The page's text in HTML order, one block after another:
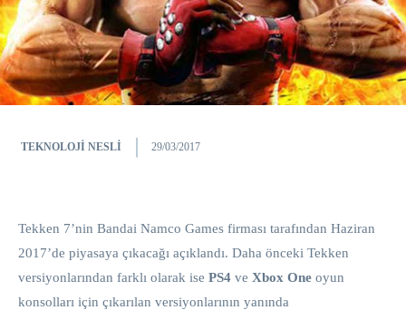
TEKNOLOJI NESLI 29/03/2017
Tekken 7’nin Bandai Namco Games firması tarafından Haziran
2017’de piyasaya çıkacağı açıklandı. Daha önceki Tekken
versiyonlarından farklı olarak ise PS4 ve Xbox One oyun
konsolları için çıkarılan versiyonlarının yanında